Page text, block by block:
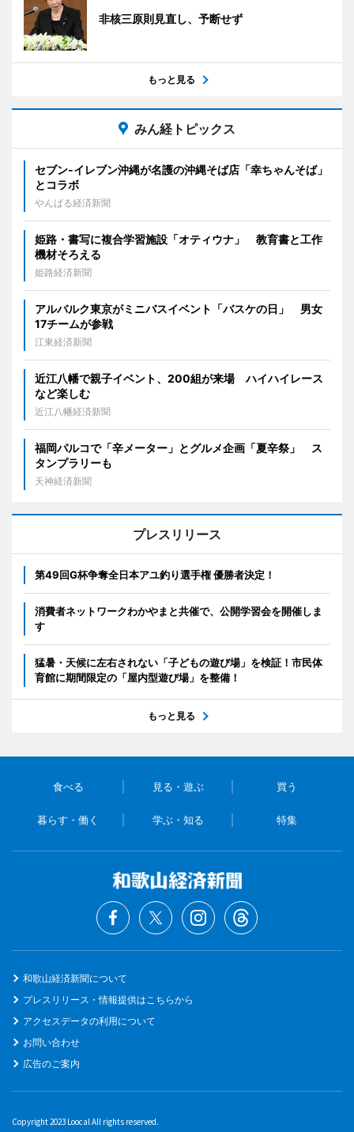
非核三原則見直し、予断せず
もっと見る
みん経トピックス
セブン‐イレブン沖縄が名護の沖縄そば店「幸ちゃんそば」
とコラボ
やんばる経済新聞
姫路・書写に複合学習施設「オティウナ」 教育書と工作
機材そろえる
姫路経済新聞
アルバルク東京がミニバスイベント「バスケの日」 男女
17チームが参戦
江東経済新聞
近江八幡で親子イベント、200組が来場 ハイハイレース
など楽しむ
近江八幡経済新聞
福岡パルコで「辛メーター」とグルメ企画「夏辛祭」 ス
タンプラリーも
天神経済新聞
プレスリリース
第49回G杯争奪全日本アユ釣り選手権 優勝者決定！
消費者ネットワークわかやまと共催で、公開学習会を開催しま
す
猛暑・天候に左右されない「子どもの遊び場」を検証！市民体
育館に期間限定の「屋内型遊び場」を整備！
もっと見る
食べる 見る・遊ぶ 買う
暮らす・働く 学ぶ・知る 特集
和歌山経済新聞について
プレスリリース・情報提供はこちらから
アクセスデータの利用について
お問い合わせ
広告のご案内
Copyright 2023 Loocal All rights reserved.